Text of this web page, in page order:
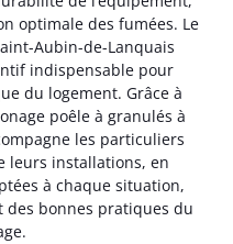
optimale des fumées. Le
Aubin-de-Lanquais
indispensable pour
du logement. Grâce à
poêle à granulés à
les particuliers
leurs installations, en
à chaque situation,
des bonnes pratiques du